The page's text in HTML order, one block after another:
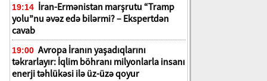
19:14 İran-Ermənistan marşrutu “Tramp
yolu”nu əvəz edə bilərmi? – Ekspertdən
cavab
19:00 Avropa İranın yaşadıqlarını
təkrarlayır: İqlim böhranı milyonlarla insanı
enerji təhlükəsi ilə üz-üzə qoyur